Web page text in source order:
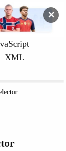
✕
XML